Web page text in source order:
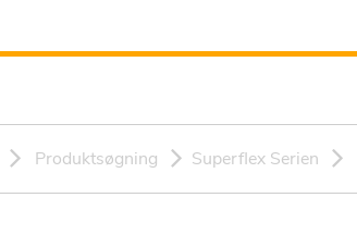
Produktsøgning Superflex Serien